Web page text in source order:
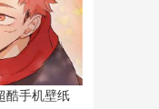
酷手机壁纸